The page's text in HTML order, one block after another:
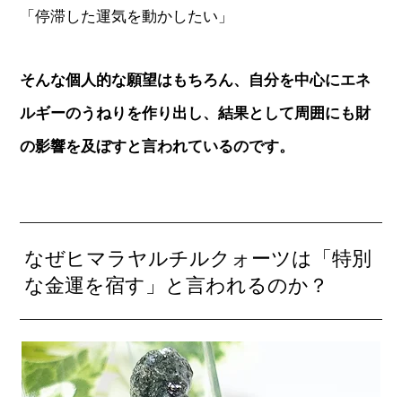
「停滞した運気を動かしたい」
そんな個人的な願望はもちろん、自分を中心にエネ
ルギーのうねりを作り出し、結果として周囲にも財
の影響を及ぼすと言われているのです。
なぜヒマラヤルチルクォーツは「特別
な金運を宿す」と言われるのか？